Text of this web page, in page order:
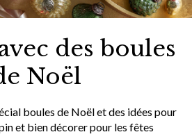
des boules
Noël
boules de Noël et des idées pour
et bien décorer pour les fêtes